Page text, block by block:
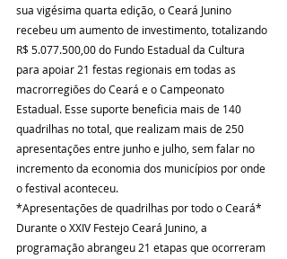
sua vigésima quarta edição, o Ceará Junino
recebeu um aumento de investimento, totalizando
R$ 5.077.500,00 do Fundo Estadual da Cultura
para apoiar 21 festas regionais em todas as
macrorregiões do Ceará e o Campeonato
Estadual. Esse suporte beneficia mais de 140
quadrilhas no total, que realizam mais de 250
apresentações entre junho e julho, sem falar no
incremento da economia dos municípios por onde
o festival aconteceu.
*Apresentações de quadrilhas por todo o Ceará*
Durante o XXIV Festejo Ceará Junino, a
programação abrangeu 21 etapas que ocorreram